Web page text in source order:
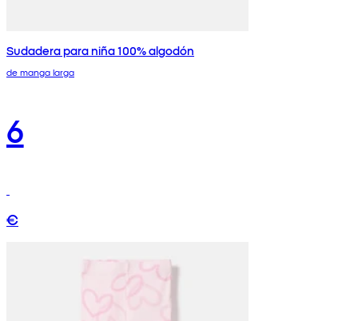
Sudadera para niña 100% algodón
de manga larga
6
€